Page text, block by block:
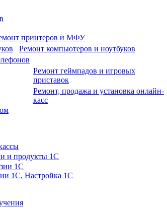
принтеров и МФУ
Ремонт компьютеров и ноутбуков
Ремонт геймпадов и игровых
приставок
Ремонт, продажа и установка онлайн-
касс
и продукты 1С
1С
1С, Настройка 1С